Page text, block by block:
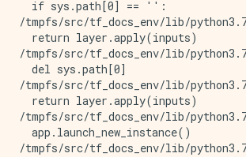
  if sys.path[0] == '':
/tmpfs/src/tf_docs_env/lib/
  return layer.apply(inputs)
/tmpfs/src/tf_docs_env/lib/
  del sys.path[0]
/tmpfs/src/tf_docs_env/lib/
  return layer.apply(inputs)
/tmpfs/src/tf_docs_env/lib/
  app.launch_new_instance()
/tmpfs/src/tf_docs_env/lib/